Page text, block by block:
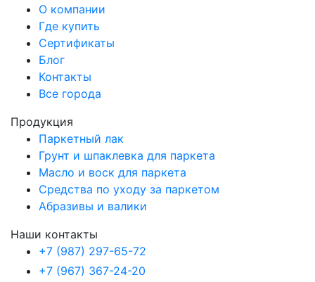
О компании
Где купить
Сертификаты
Блог
Контакты
Все города
Продукция
Паркетный лак
Грунт и шпаклевка для паркета
Масло и воск для паркета
Средства по уходу за паркетом
Абразивы и валики
Наши контакты
+7 (987) 297-65-72
+7 (967) 367-24-20